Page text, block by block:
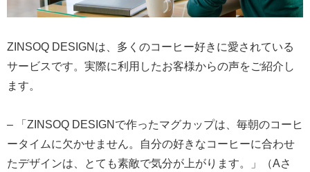
ZINSOQ DESIGNは、多くのコーヒー好きに愛されている
サービスです。実際に利用したお客様からの声をご紹介し
ます。
– 「ZINSOQ DESIGNで作ったマグカップは、毎朝のコーヒ
ータイムに欠かせません。自分の好きなコーヒーに合わせ
たデザインは、とても素敵で気分が上がります。」（Aさ